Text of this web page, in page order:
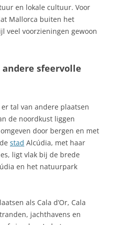
en lokale cultuur. Voor
Mallorca buiten het
veel voorzieningen gewoon
sfeervolle
tal van andere plaatsen
de noordkust liggen
door bergen en met
stad Alcúdia, met haar
ligt vlak bij de brede
en het natuurpark
als Cala d’Or, Cala
jachthavens en